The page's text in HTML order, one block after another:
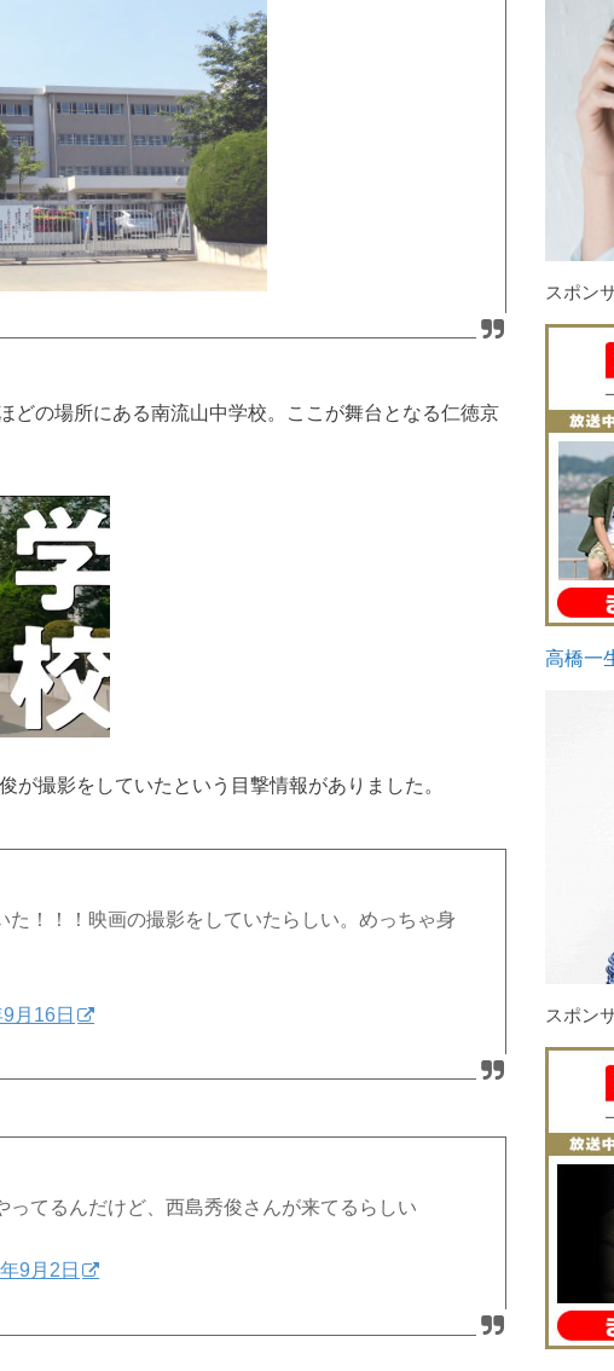
どの場所にある南流山中学校。ここが舞台となる仁徳京
撮影をしていたという目撃情報がありました。
！！！映画の撮影をしていたらしい。めっちゃ身
月16日
ってるんだけど、西島秀俊さんが来てるらしい
9月2日
スポン
高橋一
スポン